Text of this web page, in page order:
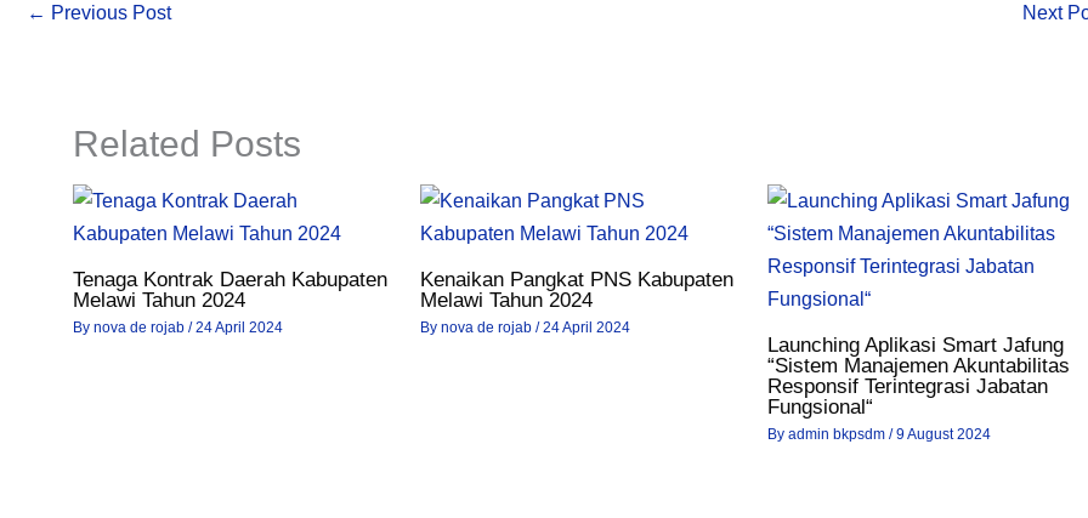
← Previous Post Next
Related Posts
Tenaga Kontrak Daerah Kabupaten
Melawi Tahun 2024
By nova de rojab /24 April 2024
Kenaikan Pangkat PNS Kabupaten
Melawi Tahun 2024
By nova de rojab /24 April 2024
Launching Aplikasi Smart Jafung
“Sistem Manajemen Akuntabilitas
Responsif Terintegrasi Jabatan
Fungsional“
By admin bkpsdm /9 August 2024